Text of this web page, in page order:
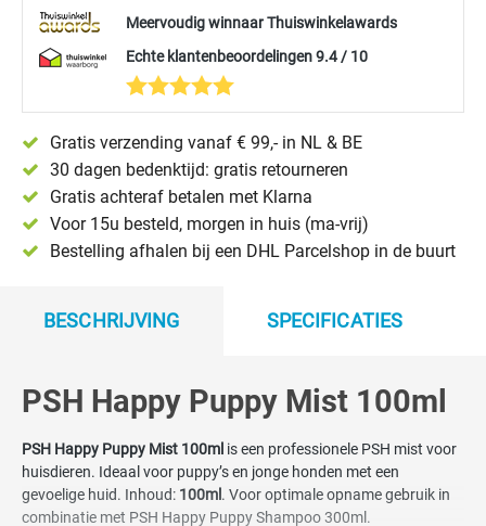
Meervoudig winnaar Thuiswinkelawards
Echte klantenbeoordelingen 9.4 / 10
Gratis verzending vanaf € 99,- in NL & BE
30 dagen bedenktijd: gratis retourneren
Gratis achteraf betalen met Klarna
Voor 15u besteld, morgen in huis (ma-vrij)
Bestelling afhalen bij een DHL Parcelshop in de buurt
BESCHRIJVING SPECIFICATIES
PSH Happy Puppy Mist 100ml
PSH Happy Puppy Mist 100ml is een professionele PSH mist voor
huisdieren. Ideaal voor puppy’s en jonge honden met een
gevoelige huid. Inhoud: 100ml . Voor optimale opname gebruik in
combinatie met PSH Happy Puppy Shampoo 300ml.